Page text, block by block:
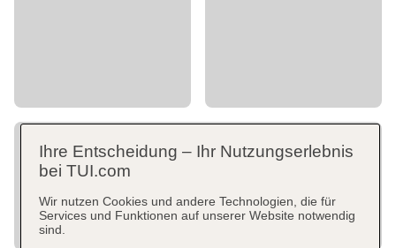
Ihre Entscheidung – Ihr Nutzungserlebnis
bei TUI.com
Wir nutzen Cookies und andere Technologien, die für
Services und Funktionen auf unserer Website notwendig
sind.